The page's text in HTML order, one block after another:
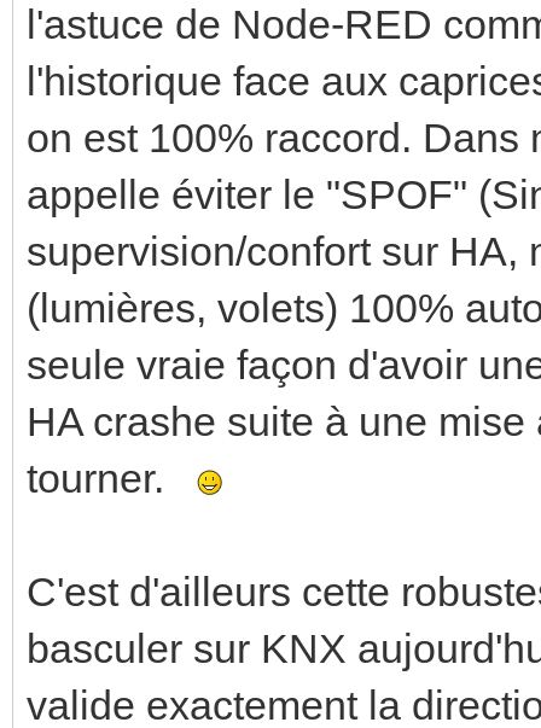
l'astuce de Node-RED
l'historique face aux
on est 100% raccord. Dans
appelle éviter le "SPOF"
supervision/confort sur
(lumières, volets) 100%
seule vraie façon d'avoir
HA crashe suite à une
tourner.
C'est d'ailleurs cette
basculer sur KNX
valide exactement la